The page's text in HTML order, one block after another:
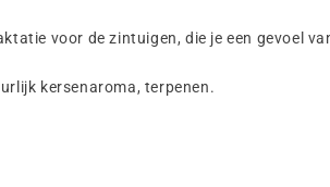
voor de zintuigen, die je een gevoel
kersenaroma, terpenen.